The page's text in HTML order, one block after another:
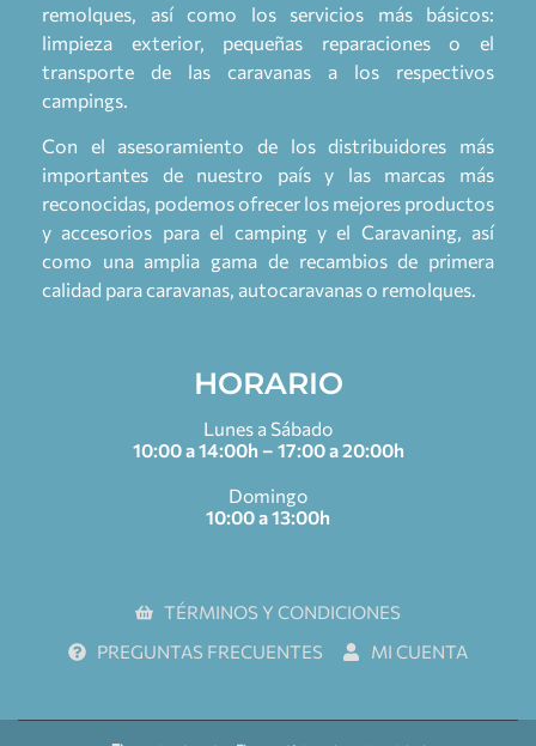
remolques, así como los servicios más básicos:
limpieza exterior, pequeñas reparaciones o el
transporte de las caravanas a los respectivos
campings.
Con el asesoramiento de los distribuidores más
importantes de nuestro país y las marcas más
reconocidas, podemos ofrecer los mejores productos
y accesorios para el camping y el Caravaning, así
como una amplia gama de recambios de primera
calidad para caravanas, autocaravanas o remolques.
HORARIO
Lunes a Sábado
10:00 a 14:00h – 17:00 a 20:00h
Domingo
10:00 a 13:00h
TÉRMINOS Y CONDICIONES
PREGUNTAS FRECUENTES
MI CUENTA